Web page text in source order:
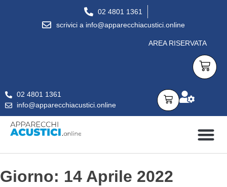
02 4801 1361
scrivici a info@apparecchiacustici.online
AREA RISERVATA
02 4801 1361
info@apparecchiacustici.online
Giorno: 14 Aprile 2022